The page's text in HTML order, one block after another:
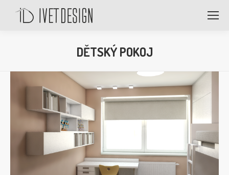
DĚTSKÝ POKOJ